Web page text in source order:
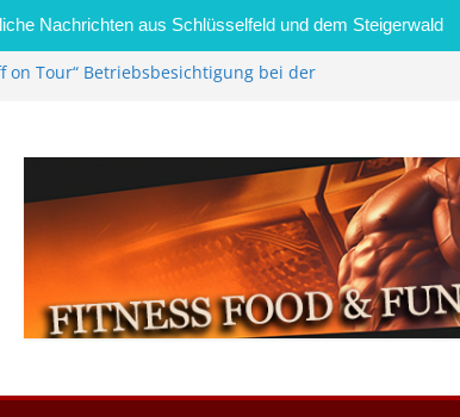
Nachrichten aus Schlüsselfeld und dem Steigerwald
on Tour“ Betriebsbesichtigung bei der
bietet Online-Anmeldung für
an
im Wert von 600 Euro